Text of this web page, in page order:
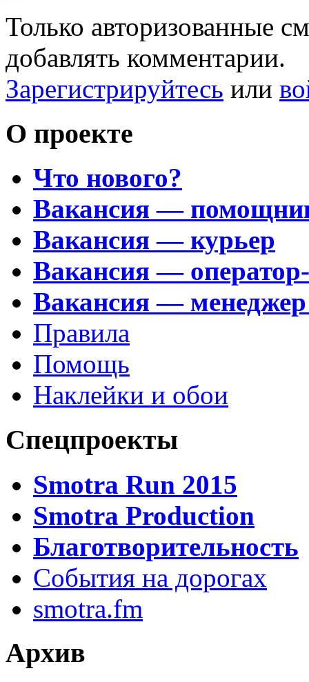
Только авторизованные
добавлять комментарии.
Зарегистрируйтесь или
О проекте
Что нового?
Вакансия —
Вакансия — курьер
Вакансия —
Вакансия —
Правила
Помощь
Наклейки и обои
Спецпроекты
Smotra Run 2015
Smotra Production
Благотворительность
События на дорогах
smotra.fm
Архив